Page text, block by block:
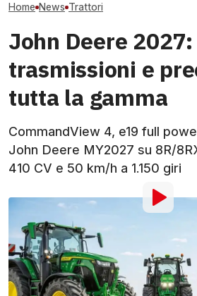
Home News Trattori
John Deere 2027:
trasmissioni e
tutta la gamma
CommandView 4, e19 full
John Deere MY2027 su 8R/
410 CV e 50 km/h a 1.150 giri
OmniTrattore.it
Di:Cristian Furini
5 Lugalle10:30